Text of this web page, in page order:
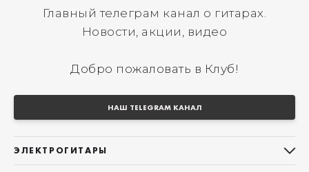
Главный телеграм канал о гитарах.
Новости, акции, видео
Добро пожаловать в Клуб!
НАШ TELEGRAM КАНАЛ
ЭЛЕКТРОГИТАРЫ